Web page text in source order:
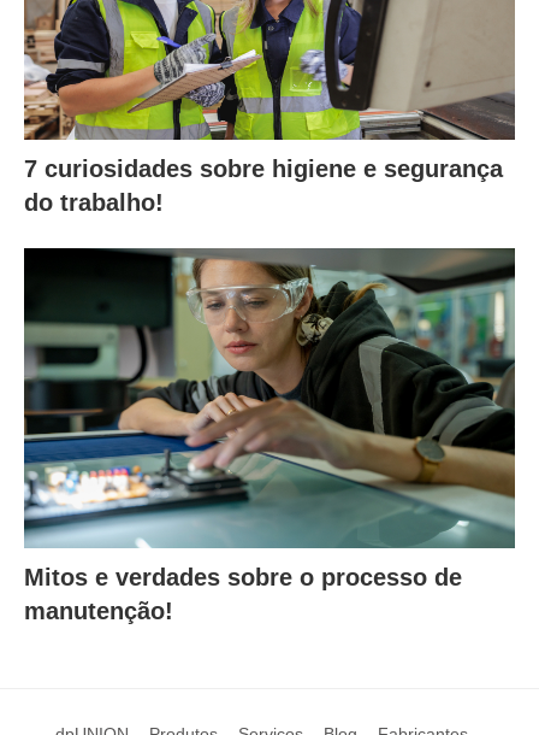
7 curiosidades sobre higiene e segurança
do trabalho!
Mitos e verdades sobre o processo de
manutenção!